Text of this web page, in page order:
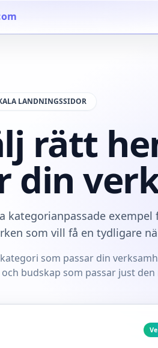
LANDNINGSSIDOR
rätt
din
kategorianpassade
som vill få en tydligare
som passar din
budskap som passar just